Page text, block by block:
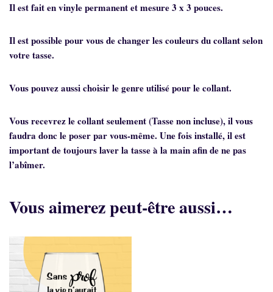
Il est fait en vinyle permanent et mesure 3 x 3 pouces.
Il est possible pour vous de changer les couleurs du collant selon
votre tasse.
Vous pouvez aussi choisir le genre utilisé pour le collant.
Vous recevrez le collant seulement (Tasse non incluse), il vous
faudra donc le poser par vous-même. Une fois installé, il est
important de toujours laver la tasse à la main afin de ne pas
l’abîmer.
Vous aimerez peut-être aussi…